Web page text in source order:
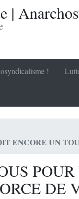
|
!
ENCORE UN
DE